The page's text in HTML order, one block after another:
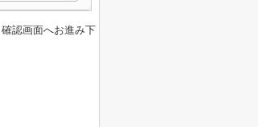
認画面へお進み下